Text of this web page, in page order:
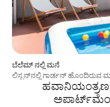
ಬೆಲೆಮ್ ನಲ್ಲಿ ಮನೆ
ಲಿಸ್ಬನ್‌ನಲ್ಲಿ ಗಾರ್ಡನ್ ಹೊಂದಿರುವ